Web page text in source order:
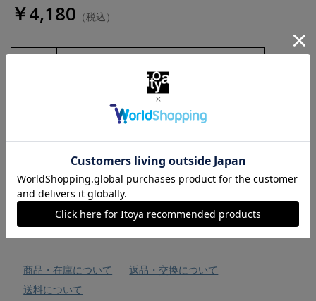
￥4,180 （税込）
お気に入りに追加
商品・在庫について
返品・交換について
送料について